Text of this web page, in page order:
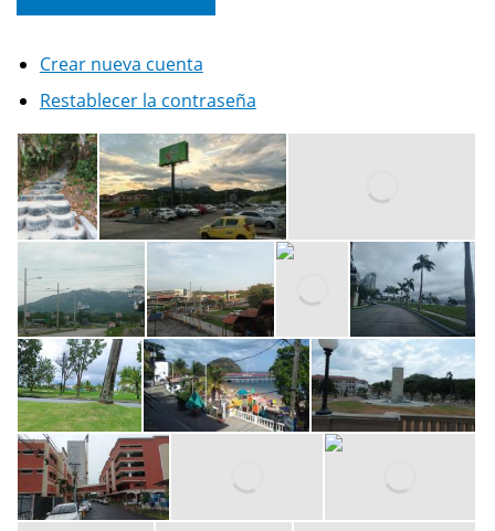
Crear nueva cuenta
Restablecer la contraseña